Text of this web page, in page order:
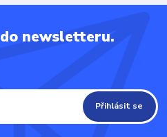
newsletteru.
Přihlásit se